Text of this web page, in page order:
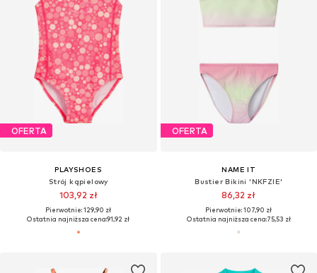
OFERTA
PLAYSHOES
Strój kąpielowy
103,92 zł
Pierwotnie: 129,90 zł
Ostatnia najniższa cena:91,92 zł
OFERTA
NAME IT
Bustier Bikini 'NKFZIE'
86,32 zł
Pierwotnie: 107,90 zł
Ostatnia najniższa cena:75,53 zł